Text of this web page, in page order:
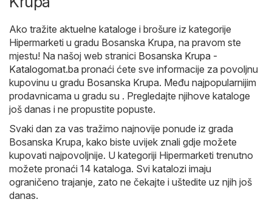
Ako tražite aktuelne kataloge i brošure iz kategorije
Hipermarketi u gradu Bosanska Krupa, na pravom ste
mjestu! Na našoj web stranici Bosanska Krupa -
Katalogomat.ba pronaći ćete sve informacije za povoljnu
kupovinu u gradu Bosanska Krupa. Među najpopularnijim
prodavnicama u gradu su . Pregledajte njihove kataloge
još danas i ne propustite popuste.
Svaki dan za vas tražimo najnovije ponude iz grada
Bosanska Krupa, kako biste uvijek znali gdje možete
kupovati najpovoljnije. U kategoriji Hipermarketi trenutno
možete pronaći 14 kataloga. Svi katalozi imaju
ograničeno trajanje, zato ne čekajte i uštedite uz njih još
danas.